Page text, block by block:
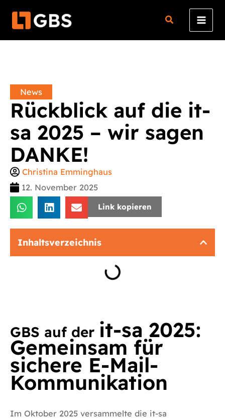
Inhalt
News
Rückblick auf die it-
sa 2025 – wir sagen
DANKE!
Christina Emminghaus
12. November 2025
Link kopieren
Inhaltsverzeichnis
GBS auf der it-sa 2025:
Gemeinsam für
sichere E-Mail-
Kommunikation
Im Oktober 2025 versammelte die it-sa